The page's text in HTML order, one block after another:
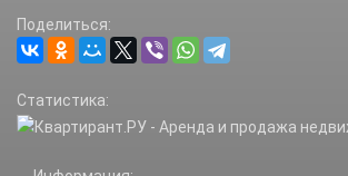
Поделиться:
Статистика: